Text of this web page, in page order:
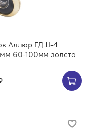
Аллюр ГДШ-4
60-100мм золото